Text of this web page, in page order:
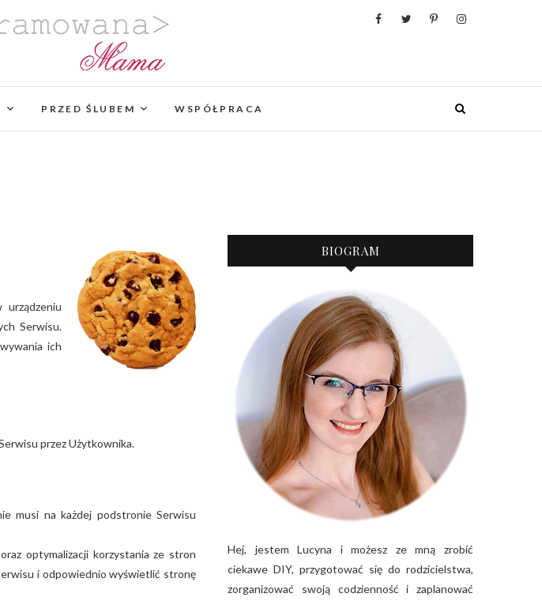
Mama
PROJEKTOWANIA WYJĄTKOWYCH WESEL.
PRZED ŚLUBEM WSPÓŁPRACA
Serwisu.
ich
przez Użytkownika.
musi na każdej podstronie Serwisu
optymalizacji korzystania ze stron
i odpowiednio wyświetlić stronę
BIOGRAM
Hej, jestem Lucyna i możesz ze mną zrobić
ciekawe DIY, przygotować się do rodzicielstwa,
zorganizować swoją codzienność i zaplanować